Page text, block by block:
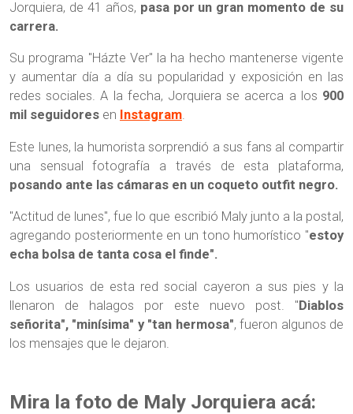
Jorquiera, de 41 años, pasa por un gran momento de su
carrera.
Su programa "Házte Ver" la ha hecho mantenerse vigente
y aumentar día a día su popularidad y exposición en las
redes sociales. A la fecha, Jorquiera se acerca a los 900
mil seguidores en Instagram.
Este lunes, la humorista sorprendió a sus fans al compartir
una sensual fotografía a través de esta plataforma,
posando ante las cámaras en un coqueto outfit negro.
"Actitud de lunes", fue lo que escribió Maly junto a la postal,
agregando posteriormente en un tono humorístico "estoy
echa bolsa de tanta cosa el finde".
Los usuarios de esta red social cayeron a sus pies y la
llenaron de halagos por este nuevo post. "Diablos
señorita", "minísima" y "tan hermosa", fueron algunos de
los mensajes que le dejaron.
Mira la foto de Maly Jorquiera acá: